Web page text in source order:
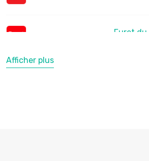
Furet du
Afficher plus